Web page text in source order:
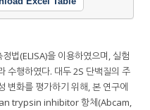
법(ELISA)을 이용하였으며, 실험
수행하였다. 대두 2S 단백질의 주
변화를 평가하기 위해, 본 연구에
trypsin inhibitor 항체(Abcam,